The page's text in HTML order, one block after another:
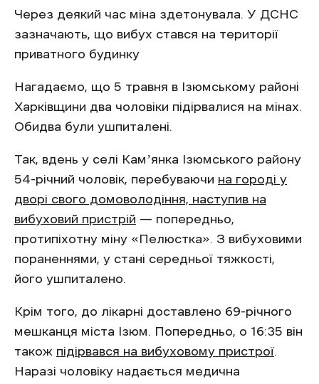
Через деякий час міна здетонувала. У ДСНС
зазначають, що вибух стався на території
приватного будинку
Нагадаємо, що 5 травня в Ізюмському районі
Харківщини два чоловіки підірвалися на мінах.
Обидва були ушпиталені.
Так, вдень у селі Камʼянка Ізюмського району
54-річний чоловік, перебуваючи на городі у
дворі свого домоволодіння, наступив на
вибуховий пристрій — попередньо,
протипіхотну міну «Пелюстка». З вибуховими
пораненнями, у стані середньої тяжкості,
його ушпиталено.
Крім того, до лікарні доставлено 69-річного
мешканця міста Ізюм. Попередньо, о 16:35 він
також підірвався на вибуховому пристрої.
Наразі чоловіку надається медична